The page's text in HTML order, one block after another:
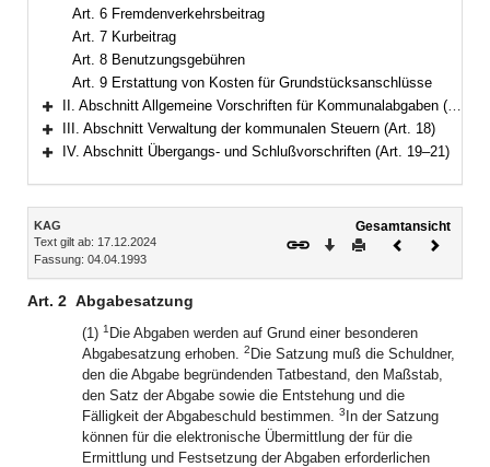
Art. 6 Fremdenverkehrsbeitrag
Art. 7 Kurbeitrag
Art. 8 Benutzungsgebühren
Art. 9 Erstattung von Kosten für Grundstücksanschlüsse
Bereich erweitern
II. Abschnitt Allgemeine Vorschriften für Kommunalabgaben (Art. 10–17)
Bereich erweitern
III. Abschnitt Verwaltung der kommunalen Steuern (Art. 18)
IV. Abschnitt Übergangs- und Schlußvorschriften (Art. 19–21)
Inhalt
KAG
Text gilt ab: 17.12.2024
Fassung: 04.04.1993
Gesamtansicht
Download
DruckenVorheriges
Art. 2 Abgabesatzung
(1) 1 Die Abgaben werden auf Grund einer besonderen
Abgabesatzung erhoben. 2 Die Satzung muß die Schuldner,
den die Abgabe begründenden Tatbestand, den Maßstab,
den Satz der Abgabe sowie die Entstehung und die
Fälligkeit der Abgabeschuld bestimmen. 3 In der Satzung
können für die elektronische Übermittlung der für die
Ermittlung und Festsetzung der Abgaben erforderlichen